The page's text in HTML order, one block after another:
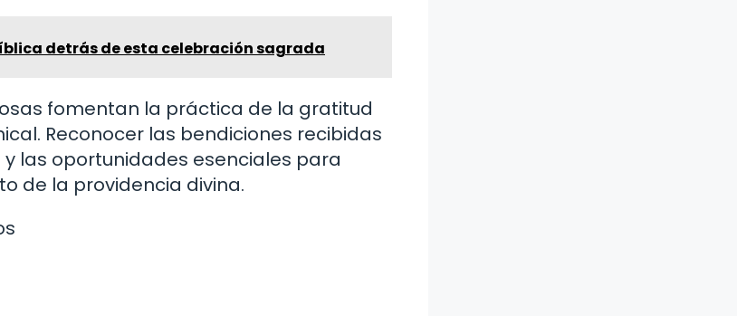
detrás de esta celebración sagrada
fomentan la práctica de la gratitud
Reconocer las bendiciones recibidas
las oportunidades esenciales para
de la providencia divina.